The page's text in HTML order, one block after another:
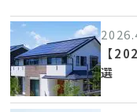
【
選